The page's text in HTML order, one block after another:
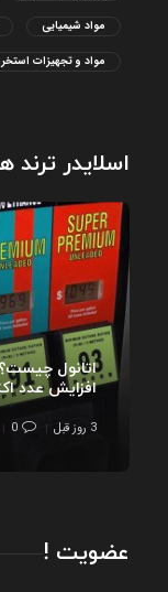
مواد شیمیایی
مواد و تجهیزات
اسلایدر ترند
اتانول چیست؟
افزایش عدد
3 روز قبل 0
عضویت !